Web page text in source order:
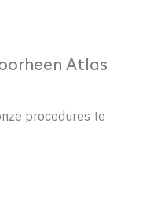
Atlas
procedures te